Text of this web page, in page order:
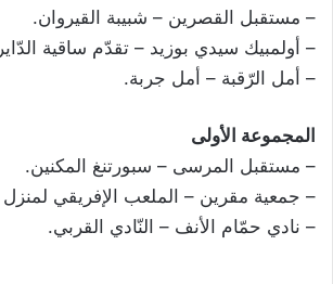
– مستقبل القصرين – شبيبة القيروان.
– أولمبيك سيدي بوزيد – تقدّم ساقية
– أمل الرّقبة – أمل جربة.
المجموعة الأولى
– مستقبل المرسى – سبورتنغ المكنين.
– جمعية مقرين – الملعب الإفريقي لمنزل
– نادي حمّام الأنف – النّادي القربي.